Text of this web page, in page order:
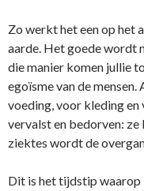
Zo werkt het een op het
aarde. Het goede wordt
die manier komen jullie
egoïsme van de
voeding, voor kleding
vervalst en bedorven:
ziektes wordt de
Dit is het tijdstip waarop